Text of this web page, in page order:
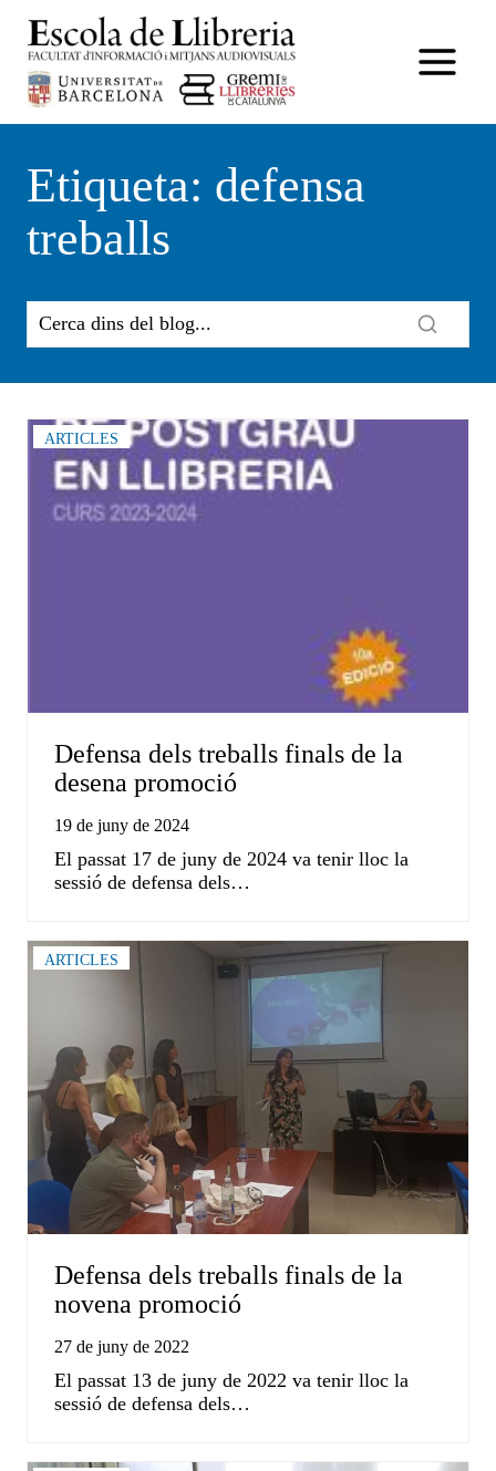
contingut
Etiqueta: defensa
treballs
ARTICLES
Defensa dels treballs finals de la
desena promoció
19 de juny de 2024
El passat 17 de juny de 2024 va tenir lloc la
sessió de defensa dels…
ARTICLES
Defensa dels treballs finals de la
novena promoció
27 de juny de 2022
El passat 13 de juny de 2022 va tenir lloc la
sessió de defensa dels…